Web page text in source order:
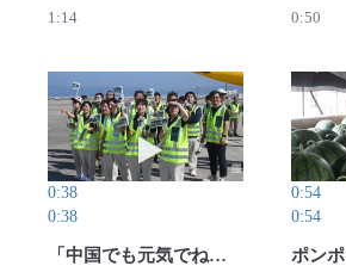
れた。東京都台東区と
ち上げられ、夏の夜空
を色鮮やかに彩った大
輪の花火が９３万人の
来場者を楽しませた。
【撮影・本社ヘリから
手塚耕一郎撮影】2025
年7月26日公開
1:14
ひまわ
全を
始ま
すっ
茎の
い花
をずら
いるの
ろま
0:50
動画を再生 「中国でも
0:38
0:38
「中国でも元気でね」 和歌山のパンダ4頭、輸送の飛行機が関空離陸
0:54
0:54